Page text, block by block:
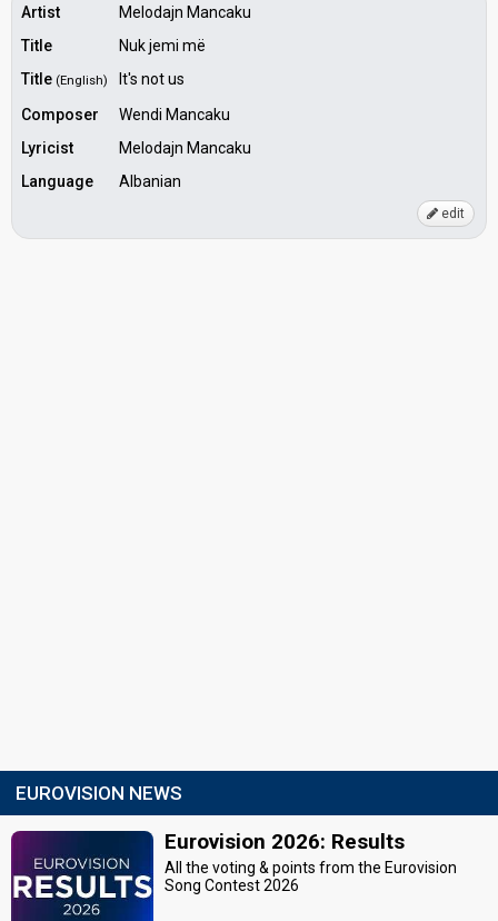
Artist
Melodajn Mancaku
Title
Nuk jemi më
Title (English)
It's not us
Composer
Wendi Mancaku
Lyricist
Melodajn Mancaku
Language
Albanian
edit
EUROVISION NEWS
Eurovision 2026: Results
All the voting & points from the Eurovision
Song Contest 2026